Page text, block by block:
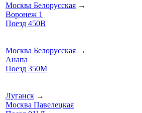
Москва Белорусская →
Воронеж 1
Поезд 450В
Москва Белорусская →
Анапа
Поезд 350М
Луганск →
Москва Павелецкая